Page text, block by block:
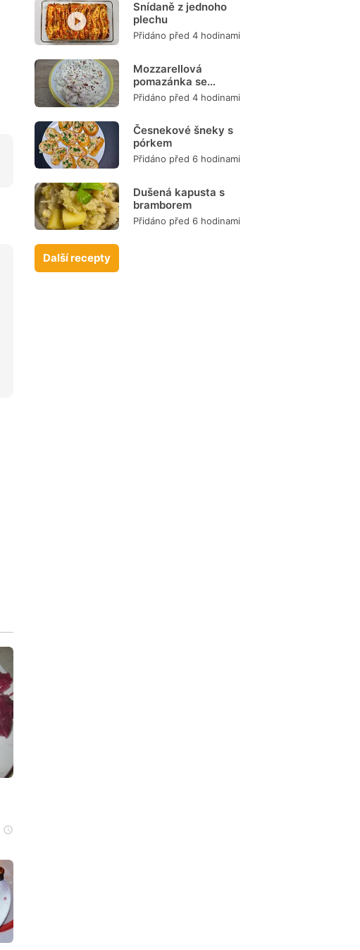
Snídaně z jednoho
plechu
Přidáno před 4 hodinami
Mozzarellová
pomazánka se
šunkou
Přidáno před 4 hodinami
Česnekové šneky s
pórkem
Přidáno před 6 hodinami
Dušená kapusta s
bramborem
Přidáno před 6 hodinami
Další recepty